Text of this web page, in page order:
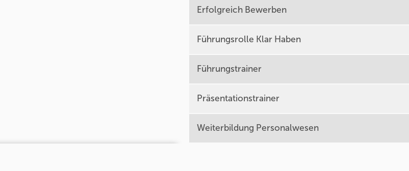
Erfolgreich Bewerben
Führungsrolle Klar Haben
Führungstrainer
Präsentationstrainer
Weiterbildung Personalwesen